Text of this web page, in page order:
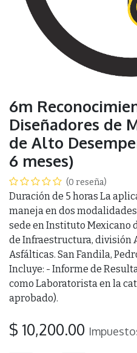
6m
Diseñadores de
de Alto
6 meses)
(0 reseña)
Duración de 5 horas La
maneja en dos
sede en Instituto Mexicano
de Infraestructura, división
Asfálticas. San Fandila,
Incluye: - Informe de
como Laboratorista en la
aprobado).
$ 10,200.00